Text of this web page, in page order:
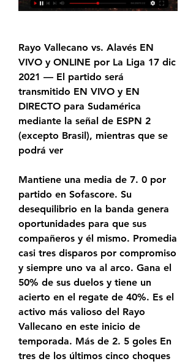
Rayo Vallecano vs. Alavés EN
VIVO y ONLINE por La Liga 17 dic
2021 — El partido será
transmitido EN VIVO y EN
DIRECTO para Sudamérica
mediante la señal de ESPN 2
(excepto Brasil), mientras que se
podrá ver
Mantiene una media de 7. 0 por
partido en Sofascore. Su
desequilibrio en la banda genera
oportunidades para que sus
compañeros y él mismo. Promedia
casi tres disparos por compromiso
y siempre uno va al arco. Gana el
50% de sus duelos y tiene un
acierto en el regate de 40%. Es el
activo más valioso del Rayo
Vallecano en este inicio de
temporada. Más de 2. 5 goles En
tres de los últimos cinco choques